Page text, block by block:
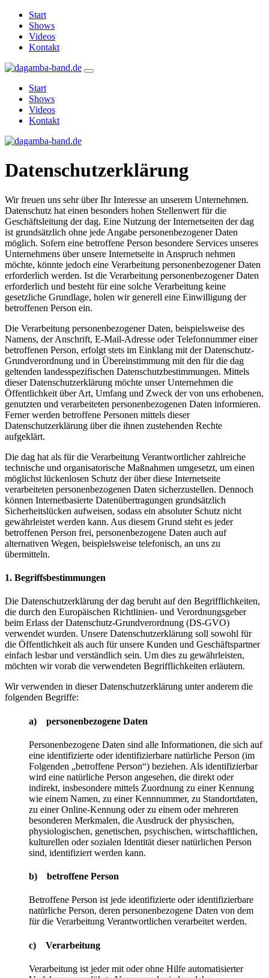
Start
Shows
Videos
Kontakt
Start
Shows
Videos
Kontakt
Datenschutzerklärung
Wir freuen uns sehr über Ihr Interesse an unserem Unternehmen.
Datenschutz hat einen besonders hohen Stellenwert für die
Geschäftsleitung der dag. Eine Nutzung der Internetseiten der dag
ist grundsätzlich ohne jede Angabe personenbezogener Daten
möglich. Sofern eine betroffene Person besondere Services unseres
Unternehmens über unsere Internetseite in Anspruch nehmen
möchte, könnte jedoch eine Verarbeitung personenbezogener Daten
erforderlich werden. Ist die Verarbeitung personenbezogener Daten
erforderlich und besteht für eine solche Verarbeitung keine
gesetzliche Grundlage, holen wir generell eine Einwilligung der
betroffenen Person ein.
Die Verarbeitung personenbezogener Daten, beispielsweise des
Namens, der Anschrift, E-Mail-Adresse oder Telefonnummer einer
betroffenen Person, erfolgt stets im Einklang mit der Datenschutz-
Grundverordnung und in Übereinstimmung mit den für die dag
geltenden landesspezifischen Datenschutzbestimmungen. Mittels
dieser Datenschutzerklärung möchte unser Unternehmen die
Öffentlichkeit über Art, Umfang und Zweck der von uns erhobenen,
genutzten und verarbeiteten personenbezogenen Daten informieren.
Ferner werden betroffene Personen mittels dieser
Datenschutzerklärung über die ihnen zustehenden Rechte
aufgeklärt.
Die dag hat als für die Verarbeitung Verantwortlicher zahlreiche
technische und organisatorische Maßnahmen umgesetzt, um einen
möglichst lückenlosen Schutz der über diese Internetseite
verarbeiteten personenbezogenen Daten sicherzustellen. Dennoch
können Internetbasierte Datenübertragungen grundsätzlich
Sicherheitslücken aufweisen, sodass ein absoluter Schutz nicht
gewährleistet werden kann. Aus diesem Grund steht es jeder
betroffenen Person frei, personenbezogene Daten auch auf
alternativen Wegen, beispielsweise telefonisch, an uns zu
übermitteln.
1. Begriffsbestimmungen
Die Datenschutzerklärung der dag beruht auf den Begrifflichkeiten,
die durch den Europäischen Richtlinien- und Verordnungsgeber
beim Erlass der Datenschutz-Grundverordnung (DS-GVO)
verwendet wurden. Unsere Datenschutzerklärung soll sowohl für
die Öffentlichkeit als auch für unsere Kunden und Geschäftspartner
einfach lesbar und verständlich sein. Um dies zu gewährleisten,
möchten wir vorab die verwendeten Begrifflichkeiten erläutern.
Wir verwenden in dieser Datenschutzerklärung unter anderem die
folgenden Begriffe:
a) personenbezogene Daten
Personenbezogene Daten sind alle Informationen, die sich auf
eine identifizierte oder identifizierbare natürliche Person (im
Folgenden „betroffene Person“) beziehen. Als identifizierbar
wird eine natürliche Person angesehen, die direkt oder
indirekt, insbesondere mittels Zuordnung zu einer Kennung
wie einem Namen, zu einer Kennnummer, zu Standortdaten,
zu einer Online-Kennung oder zu einem oder mehreren
besonderen Merkmalen, die Ausdruck der physischen,
physiologischen, genetischen, psychischen, wirtschaftlichen,
kulturellen oder sozialen Identität dieser natürlichen Person
sind, identifiziert werden kann.
b) betroffene Person
Betroffene Person ist jede identifizierte oder identifizierbare
natürliche Person, deren personenbezogene Daten von dem
für die Verarbeitung Verantwortlichen verarbeitet werden.
c) Verarbeitung
Verarbeitung ist jeder mit oder ohne Hilfe automatisierter